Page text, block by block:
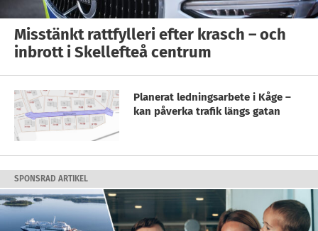
Misstänkt rattfylleri efter krasch – och
inbrott i Skellefteå centrum
Planerat ledningsarbete i Kåge –
kan påverka trafik längs gatan
SPONSRAD ARTIKEL